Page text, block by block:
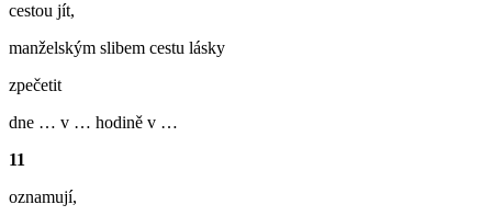
cestou jít,
manželským slibem cestu lásky
zpečetit
dne … v … hodině v …
11
oznamují,